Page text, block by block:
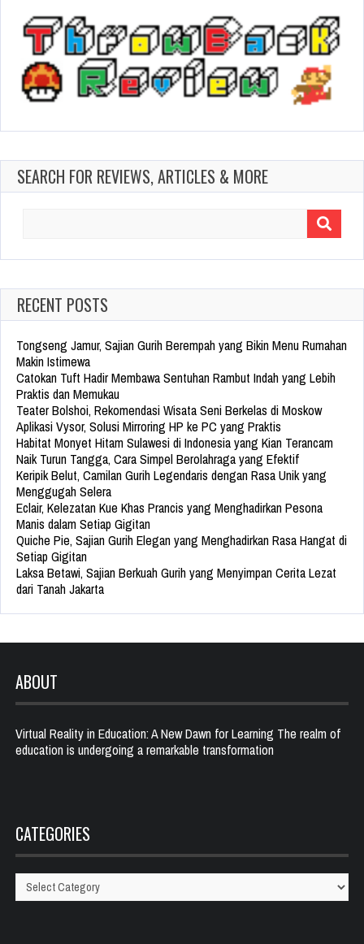
SEARCH FOR REVIEWS, ARTICLES & MORE
RECENT POSTS
Tongseng Jamur, Sajian Gurih Berempah yang Bikin Menu Rumahan
Makin Istimewa
Catokan Tuft Hadir Membawa Sentuhan Rambut Indah yang Lebih
Praktis dan Memukau
Teater Bolshoi, Rekomendasi Wisata Seni Berkelas di Moskow
Aplikasi Vysor, Solusi Mirroring HP ke PC yang Praktis
Habitat Monyet Hitam Sulawesi di Indonesia yang Kian Terancam
Naik Turun Tangga, Cara Simpel Berolahraga yang Efektif
Keripik Belut, Camilan Gurih Legendaris dengan Rasa Unik yang
Menggugah Selera
Eclair, Kelezatan Kue Khas Prancis yang Menghadirkan Pesona
Manis dalam Setiap Gigitan
Quiche Pie, Sajian Gurih Elegan yang Menghadirkan Rasa Hangat di
Setiap Gigitan
Laksa Betawi, Sajian Berkuah Gurih yang Menyimpan Cerita Lezat
dari Tanah Jakarta
ABOUT
Virtual Reality in Education: A New Dawn for Learning The realm of
education is undergoing a remarkable transformation
CATEGORIES
Categories